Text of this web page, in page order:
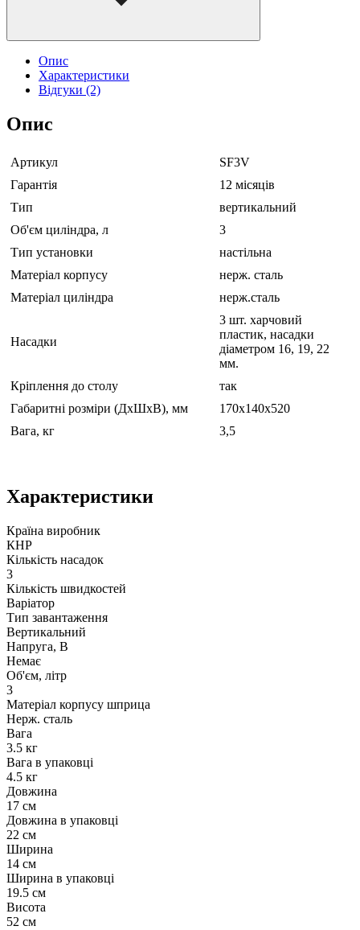
Опис
Характеристики
Відгуки (2)
Опис
Артикул
SF3V
Гарантія
12 місяців
Тип
вертикальний
Об'єм циліндра, л
3
Тип установки
настільна
Матеріал корпусу
нерж. сталь
Матеріал циліндра
нерж.сталь
Насадки
3 шт. харчовий
пластик, насадки
діаметром 16, 19, 22
мм.
Кріплення до столу
так
Габаритні розміри (ДхШхВ), мм
170х140х520
Вага, кг
3,5
Характеристики
Країна виробник
КНР
Кількість насадок
3
Кількість швидкостей
Варіатор
Тип завантаження
Вертикальний
Напруга, В
Немає
Об'єм, літр
3
Матеріал корпусу шприца
Нерж. сталь
Вага
3.5 кг
Вага в упаковці
4.5 кг
Довжина
17 см
Довжина в упаковці
22 см
Ширина
14 см
Ширина в упаковці
19.5 см
Висота
52 см